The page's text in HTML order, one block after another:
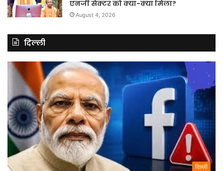
एनर्जी सेक्टर को क्या-क्या मिला?
August 4, 2026
दिल्ली
दिल्ली